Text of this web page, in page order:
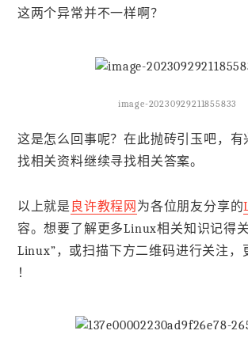
这两个异常并不一样啊？
image-20230929211855833
这是怎么回事呢？在此抛砖引玉吧，有
找相关资料继续寻找相关答案。
以上就是 良许教程网 为各位朋友分享的
容。想要了解更多Linux相关知识记得
Linux”，或扫描下方二维码进行关注，
！